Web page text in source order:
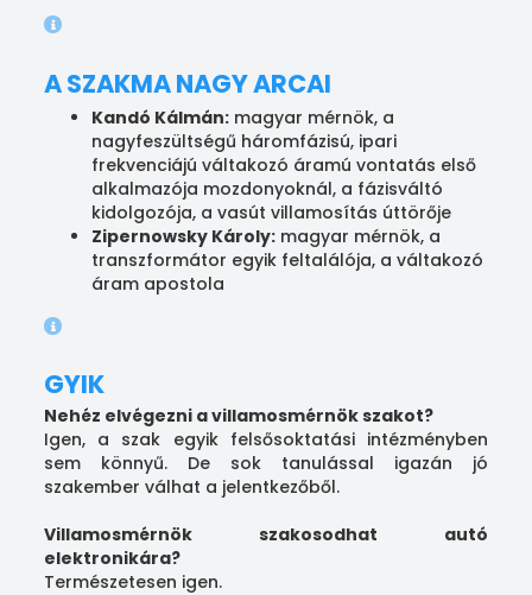
A SZAKMA NAGY ARCAI
Kandó Kálmán: magyar mérnök, a
nagyfeszültségű háromfázisú, ipari
frekvenciájú váltakozó áramú vontatás első
alkalmazója mozdonyoknál, a fázisváltó
kidolgozója, a vasút villamosítás úttörője
Zipernowsky Károly: magyar mérnök, a
transzformátor egyik feltalálója, a váltakozó
áram apostola
GYIK
Nehéz elvégezni a villamosmérnök szakot?
Igen, a szak egyik felsősoktatási intézményben
sem könnyű. De sok tanulással igazán jó
szakember válhat a jelentkezőből.
Villamosmérnök szakosodhat autó
elektronikára?
Természetesen igen.